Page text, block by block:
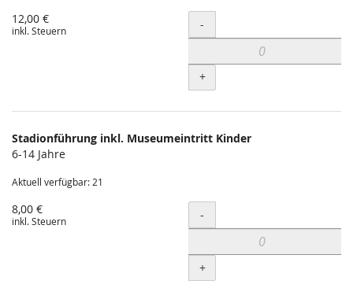
12,00 €
inkl. Steuern Menge
-
+
Stadionführung inkl. Museumeintritt Kinder
6-14 Jahre
Aktuell verfügbar: 21
8,00 €
inkl. Steuern Menge
-
+